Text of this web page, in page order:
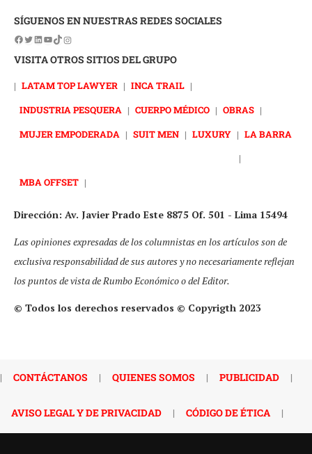
SÍGUENOS EN NUESTRAS REDES SOCIALES
VISITA OTROS SITIOS DEL GRUPO
| LATAM TOP LAWYER | INCA TRAIL |
INDUSTRIA PESQUERA | CUERPO MÉDICO | OBRAS |
MUJER EMPODERADA | SUIT MEN | LUXURY | LA BARRA
|
MBA OFFSET |
Dirección: Av. Javier Prado Este 8875 Of. 501 - Lima 15494
Las opiniones expresadas de los columnistas en los artículos son de
exclusiva responsabilidad de sus autores y no necesariamente reflejan
los puntos de vista de Rumbo Económico o del Editor.
© Todos los derechos reservados © Copyrigth 2023
| CONTÁCTANOS | QUIENES SOMOS | PUBLICIDAD |
AVISO LEGAL Y DE PRIVACIDAD | CÓDIGO DE ÉTICA |